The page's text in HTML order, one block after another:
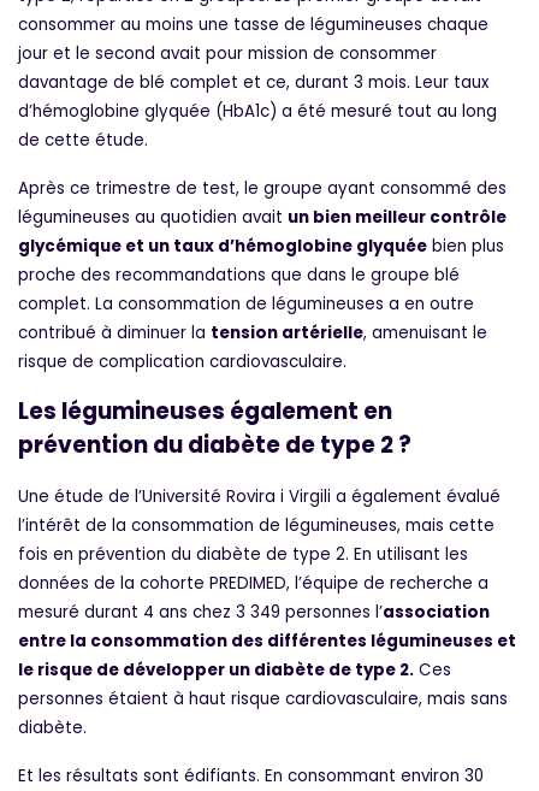
consommer au moins une tasse de légumineuses chaque
jour et le second avait pour mission de consommer
davantage de blé complet et ce, durant 3 mois. Leur taux
d’hémoglobine glyquée (HbA1c) a été mesuré tout au long
de cette étude.
Après ce trimestre de test, le groupe ayant consommé des
légumineuses au quotidien avait un bien meilleur contrôle
glycémique et un taux d’hémoglobine glyquée bien plus
proche des recommandations que dans le groupe blé
complet. La consommation de légumineuses a en outre
contribué à diminuer la tension artérielle, amenuisant le
risque de complication cardiovasculaire.
Les légumineuses également en
prévention du diabète de type 2 ?
Une étude de l’Université Rovira i Virgili a également évalué
l’intérêt de la consommation de légumineuses, mais cette
fois en prévention du diabète de type 2. En utilisant les
données de la cohorte PREDIMED, l’équipe de recherche a
mesuré durant 4 ans chez 3 349 personnes l’association
entre la consommation des différentes légumineuses et
le risque de développer un diabète de type 2. Ces
personnes étaient à haut risque cardiovasculaire, mais sans
diabète.
Et les résultats sont édifiants. En consommant environ 30